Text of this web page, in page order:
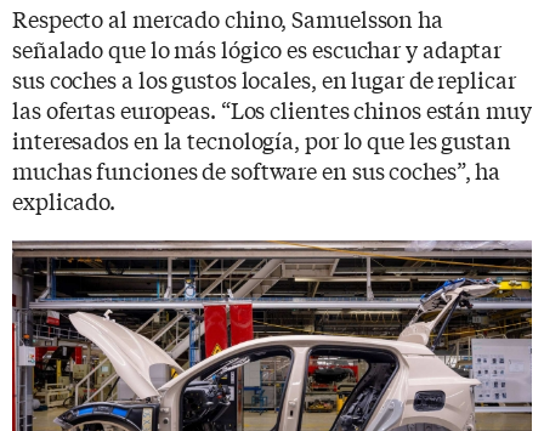
Respecto al mercado chino, Samuelsson ha
señalado que lo más lógico es escuchar y adaptar
sus coches a los gustos locales, en lugar de replicar
las ofertas europeas. “Los clientes chinos están muy
interesados ​​en la tecnología, por lo que les gustan
muchas funciones de software en sus coches”, ha
explicado.